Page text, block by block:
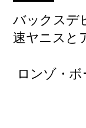
バックスデ
速ヤニスと
ロンゾ・